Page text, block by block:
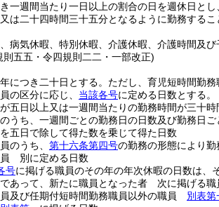
一週間当たり一日以上の割合の日を週休日と
は二十四時間三十五分となるように勤務するこ
病気休暇、特別休暇、介護休暇、介護時間及び
五五・令四規則二二・一部改正)
につき二十日とする。 ただし、育児短時間勤
の区分に応じ、 当該各号に定める日数とする。
五日以上又は一週間当たりの勤務時間が三十
うち、一週間ごとの勤務日の日数及び勤務日
五日で除して得た数を乗じて得た日数
のうち、 第十六条第四号の勤務の形態により
員 別に定める日数
号に掲げる職員のその年の年次休暇の日数は、
あって、新たに職員となった者 次に掲げる
及び任期付短時間勤務職員以外の職員 別表第